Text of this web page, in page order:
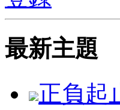
最新主題
正負起